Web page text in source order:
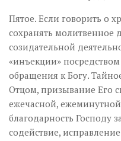
Пятое. Если говорить о
сохранять молитвенное
созидательной
«инъекции»
обращения к Богу.
Отцом, призывание Его
ежечасной,
благодарность Господу
содействие,